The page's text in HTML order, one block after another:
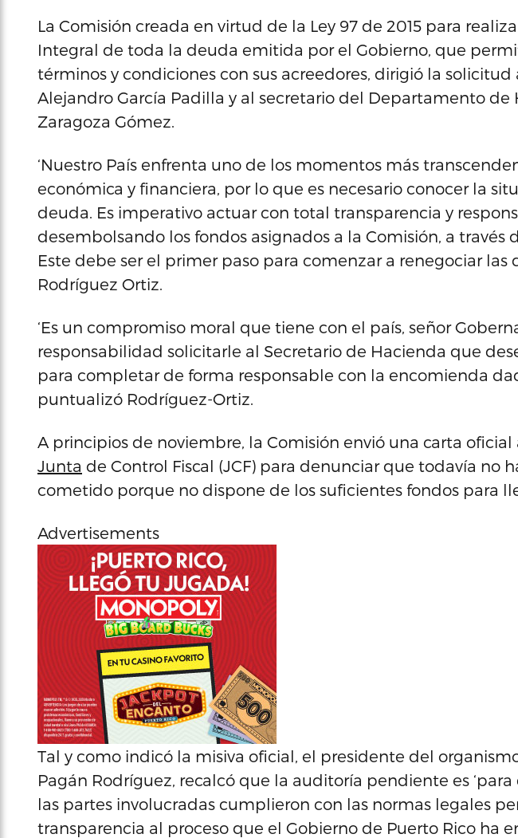
La Comisión creada en virtud de la Ley 97 de 2015 para
Integral de toda la deuda emitida por el Gobierno, que
términos y condiciones con sus acreedores, dirigió la
Alejandro García Padilla y al secretario del Departamento de
Zaragoza Gómez.
‘Nuestro País enfrenta uno de los momentos más
económica y financiera, por lo que es necesario conocer la
deuda. Es imperativo actuar con total transparencia y
desembolsando los fondos asignados a la Comisión, a través
Este debe ser el primer paso para comenzar a renegociar las
Rodríguez Ortiz.
‘Es un compromiso moral que tiene con el país, señor
responsabilidad solicitarle al Secretario de Hacienda que
para completar de forma responsable con la encomienda
puntualizó Rodríguez-Ortiz.
A principios de noviembre, la Comisión envió una carta
Junta de Control Fiscal (JCF) para denunciar que todavía no
cometido porque no dispone de los suficientes fondos para
Advertisements
Tal y como indicó la misiva oficial, el presidente del
Pagán Rodríguez, recalcó que la auditoría pendiente es
las partes involucradas cumplieron con las normas legales
transparencia al proceso que el Gobierno de Puerto Rico ha